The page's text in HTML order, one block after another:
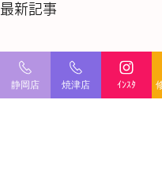
最新記事
静岡店 焼津店 ｲﾝｽﾀ